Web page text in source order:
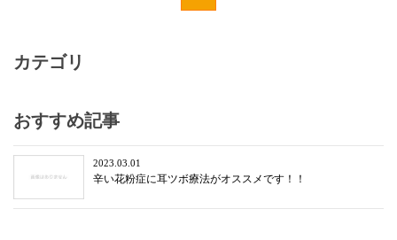
カテゴリ
おすすめ記事
2023.03.01
辛い花粉症に耳ツボ療法がオススメです！！